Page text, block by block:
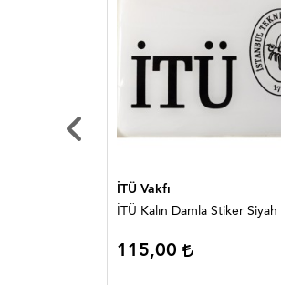
İTÜ Vakfı
İTÜ Kalın Damla Stiker Siyah
115,00